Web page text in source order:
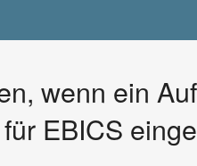
wenn ein
EBICS